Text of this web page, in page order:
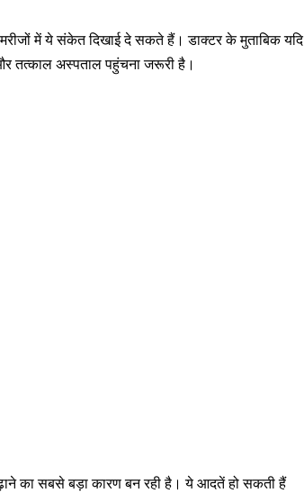
में ये संकेत दिखाई दे सकते हैं। डाक्टर के मुताबिक यदि
तत्काल अस्पताल पहुंचना जरूरी है।
का सबसे बड़ा कारण बन रही है। ये आदतें हो सकती हैं